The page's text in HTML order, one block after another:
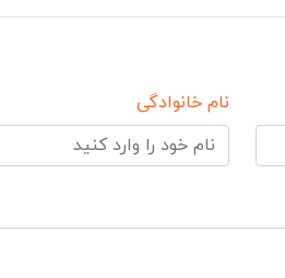
نام خانوادگی